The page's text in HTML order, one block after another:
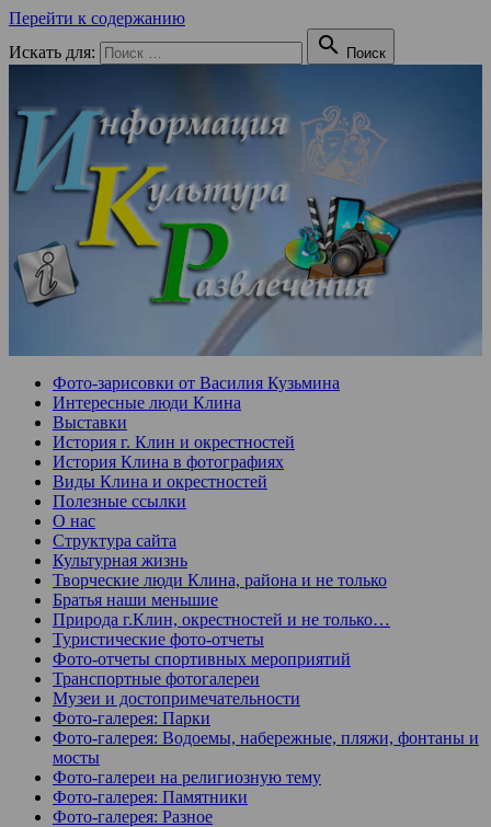
Перейти к содержанию
Искать для:
 Поиск
Фото-зарисовки от Василия Кузьмина
Интересные люди Клина
Выставки
История г. Клин и окрестностей
История Клина в фотографиях
Виды Клина и окрестностей
Полезные ссылки
О нас
Структура сайта
Культурная жизнь
Творческие люди Клина, района и не только
Братья наши меньшие
Природа г.Клин, окрестностей и не только…
Туристические фото-отчеты
Фото-отчеты спортивных мероприятий
Транспортные фотогалереи
Музеи и достопримечательности
Фото-галерея: Парки
Фото-галерея: Водоемы, набережные, пляжи, фонтаны и
мосты
Фото-галереи на религиозную тему
Фото-галерея: Памятники
Фото-галерея: Разное